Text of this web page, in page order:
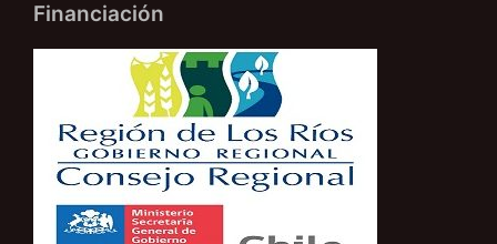
Financiación